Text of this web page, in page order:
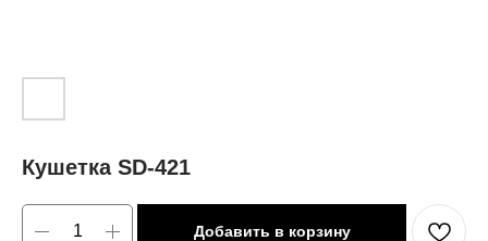
Кушетка SD-421
Добавить в корзину